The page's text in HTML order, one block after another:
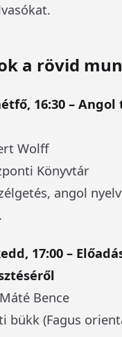
a rövid
16:30 –
Wolff
Könyvtár
angol
17:00 –
Bence
bükk (Fagus